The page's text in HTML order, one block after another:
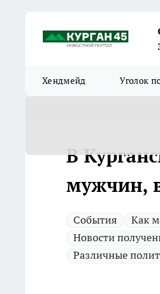
Хендмейд Уголок
В
мужчин,
Cобытия Как
Новости
Различные